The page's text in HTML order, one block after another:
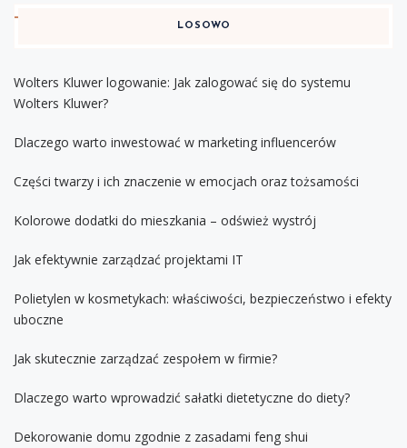
LOSOWO
Wolters Kluwer logowanie: Jak zalogować się do systemu
Wolters Kluwer?
Dlaczego warto inwestować w marketing influencerów
Części twarzy i ich znaczenie w emocjach oraz tożsamości
Kolorowe dodatki do mieszkania – odśwież wystrój
Jak efektywnie zarządzać projektami IT
Polietylen w kosmetykach: właściwości, bezpieczeństwo i efekty
uboczne
Jak skutecznie zarządzać zespołem w firmie?
Dlaczego warto wprowadzić sałatki dietetyczne do diety?
Dekorowanie domu zgodnie z zasadami feng shui